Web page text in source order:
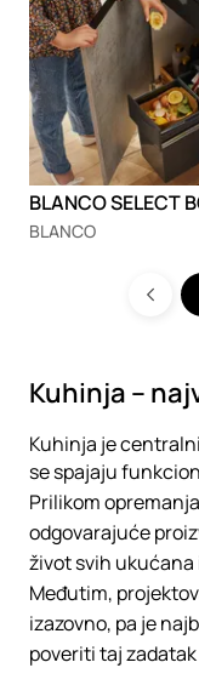
BLANCO
Kuhinja –
Kuhinja je
se spajaju
Prilikom
odgovarajuće
život svih
Međutim,
izazovno, pa je
poveriti taj zadatak